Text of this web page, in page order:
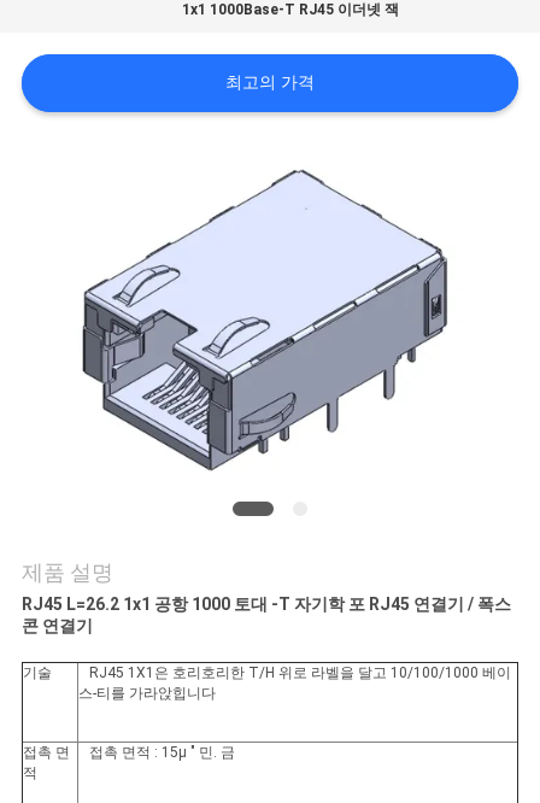
품
VR
SHOW
사
이
1x1 1000Base-T RJ45 이더넷 잭
최고의 가격
제품 설명
RJ45 L=26.2 1x1 공항 1000 토대 -T 자기학 포 RJ45 연결기 / 폭스
콘 연결기
기술
RJ45 1X1은 호리호리한 T/H 위로 라벨을 달고 10/100/1000 베이
스-티를 가라앉힙니다
접촉 면
적
접촉 면적 : 15μ " 민. 금